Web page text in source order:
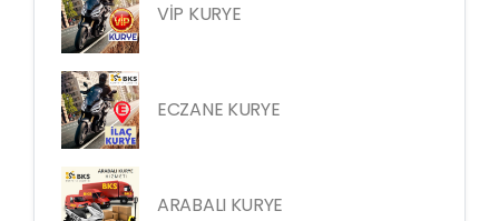
VİP KURYE
ECZANE KURYE
ARABALI KURYE